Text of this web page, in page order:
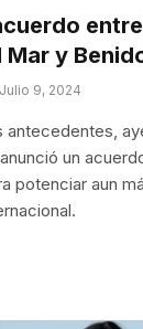
Mar y
Julio 9, 2024
antecedentes,
un
potenciar aun